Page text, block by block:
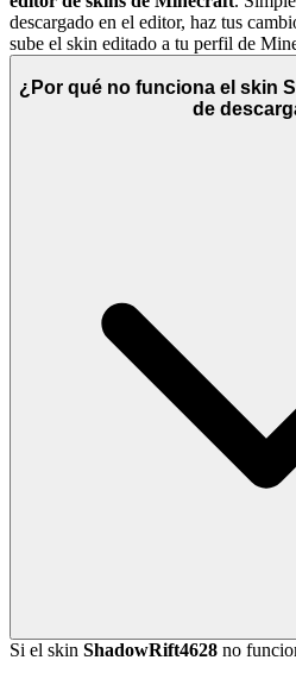
descargado en el editor, haz tus
sube el skin editado a tu perfil de
¿Por qué no funciona el skin
de
Si el skin ShadowRift4628 no